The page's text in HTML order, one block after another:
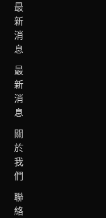
最
新
消
息
最
新
消
息
關
於
我
們
聯
絡